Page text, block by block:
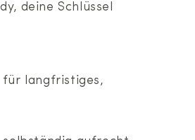
deine Schlüssel
für langfristiges,